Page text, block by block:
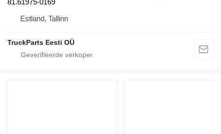
81.61975-0169
Estland, Tallinn
TruckParts Eesti OÜ